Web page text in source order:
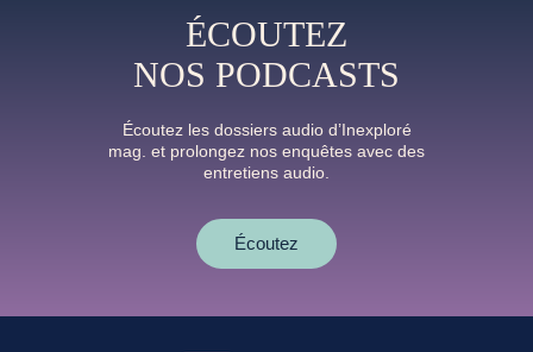
ÉCOUTEZ
NOS PODCASTS
Écoutez les dossiers audio d’Inexploré
mag. et prolongez nos enquêtes avec des
entretiens audio.
Écoutez